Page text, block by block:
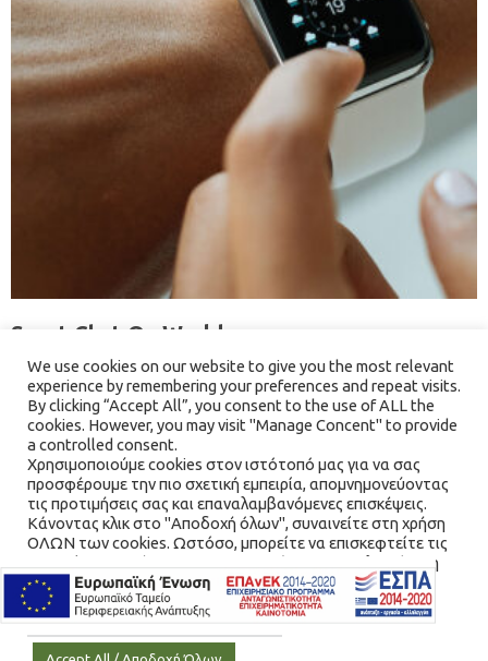
Sport Chat On World
We use cookies on our website to give you the most relevant
experience by remembering your preferences and repeat visits.
By clicking “Accept All”, you consent to the use of ALL the
cookies. However, you may visit "Manage Concent" to provide
a controlled consent.
Χρησιμοποιούμε cookies στον ιστότοπό μας για να σας
προσφέρουμε την πιο σχετική εμπειρία, απομνημονεύοντας
τις προτιμήσεις σας και επαναλαμβανόμενες επισκέψεις.
Κάνοντας κλικ στο "Αποδοχή όλων", συναινείτε στη χρήση
ΟΛΩΝ των cookies. Ωστόσο, μπορείτε να επισκεφτείτε τις
"Διαχείριση Συνέναισης" για να παράσχετε μια ελεγχόμενη
συγκατάθεση.
Cookie Settings / Ρυθμίσεις Cookies